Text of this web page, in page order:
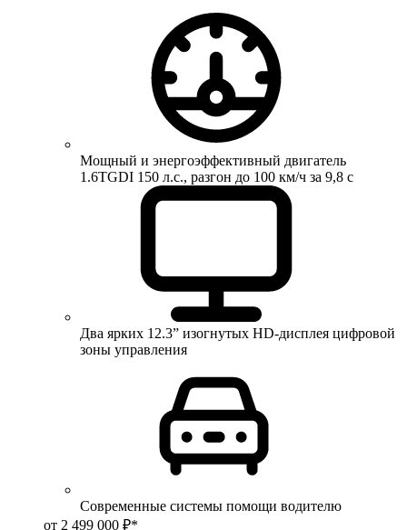
Мощный и энергоэффективный двигатель
1.6TGDI 150 л.с., разгон до 100 км/ч за 9,8 с
Два ярких 12.3” изогнутых HD-дисплея цифровой
зоны управления
Современные системы помощи водителю
от 2 499 000 ₽*